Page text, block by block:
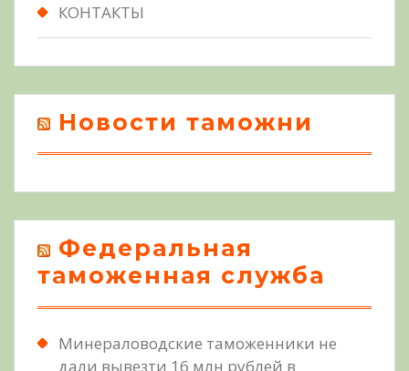
КОНТАКТЫ
Новости таможни
Федеральная
таможенная служба
Минераловодские таможенники не
дали вывезти 16 млн рублей в